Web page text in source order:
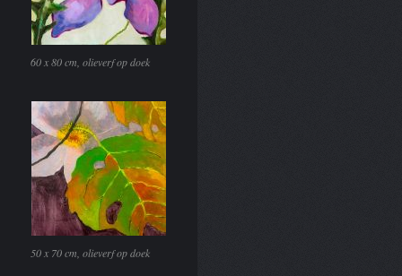
60 x 80 cm, olieverf op doek
50 x 70 cm, olieverf op doek